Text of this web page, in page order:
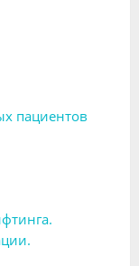
пациентов